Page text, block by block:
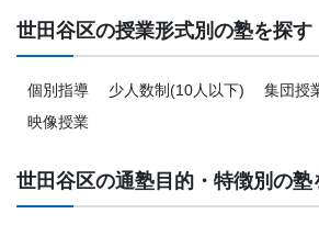
世田谷区の授業形式別の塾を探す
個別指導 少人数制(10人以下) 集団授
映像授業
世田谷区の通塾目的・特徴別の塾